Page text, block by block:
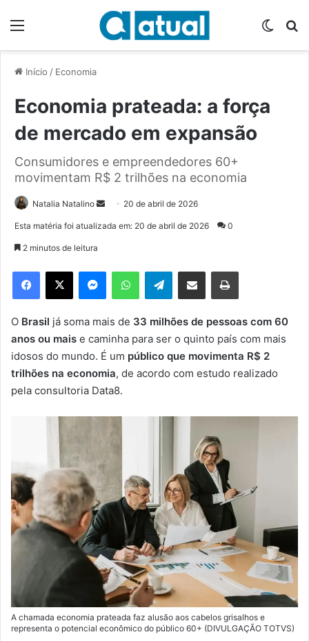
Início / Economia
Economia prateada: a força
de mercado em expansão
Consumidores e empreendedores 60+
movimentam R$ 2 trilhões na economia
Natalia Natalino
e
m
e
-
m
a
i
20 de abril de 2026
Esta matéria foi atualizada em: 20 de abril de 2026 0
2 minutos de leitura
Telegram
O Brasil já soma mais de 33 milhões de pessoas com 60
anos ou mais e caminha para ser o quinto país com mais
idosos do mundo. É um público que movimenta R$ 2
trilhões na economia, de acordo com estudo realizado
pela consultoria Data8.
A chamada economia prateada faz alusão aos cabelos grisalhos e
representa o potencial econômico do público 60+ (DIVULGAÇÃO TOTVS)